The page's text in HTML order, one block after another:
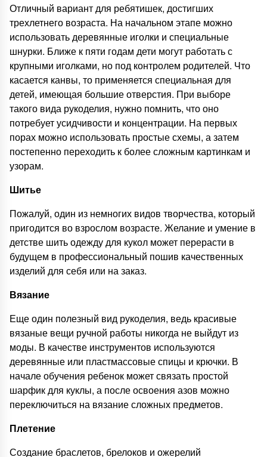
Отличный вариант для ребятишек, достигших
трехлетнего возраста. На начальном этапе можно
использовать деревянные иголки и специальные
шнурки. Ближе к пяти годам дети могут работать с
крупными иголками, но под контролем родителей. Что
касается канвы, то применяется специальная для
детей, имеющая большие отверстия. При выборе
такого вида рукоделия, нужно помнить, что оно
потребует усидчивости и концентрации. На первых
порах можно использовать простые схемы, а затем
постепенно переходить к более сложным картинкам и
узорам.
Шитье
Пожалуй, один из немногих видов творчества, который
пригодится во взрослом возрасте. Желание и умение в
детстве шить одежду для кукол может перерасти в
будущем в профессиональный пошив качественных
изделий для себя или на заказ.
Вязание
Еще один полезный вид рукоделия, ведь красивые
вязаные вещи ручной работы никогда не выйдут из
моды. В качестве инструментов используются
деревянные или пластмассовые спицы и крючки. В
начале обучения ребенок может связать простой
шарфик для куклы, а после освоения азов можно
переключиться на вязание сложных предметов.
Плетение
Создание браслетов, брелоков и ожерелий